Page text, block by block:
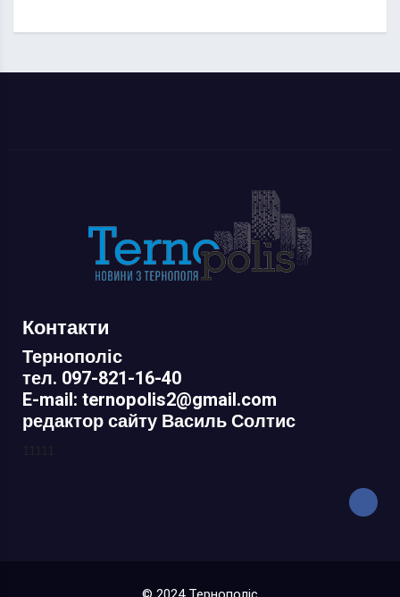
Контакти
Тернополіс
тел. 097-821-16-40
E-mail: ternopolis2@gmail.com
редактор сайту Василь Солтис